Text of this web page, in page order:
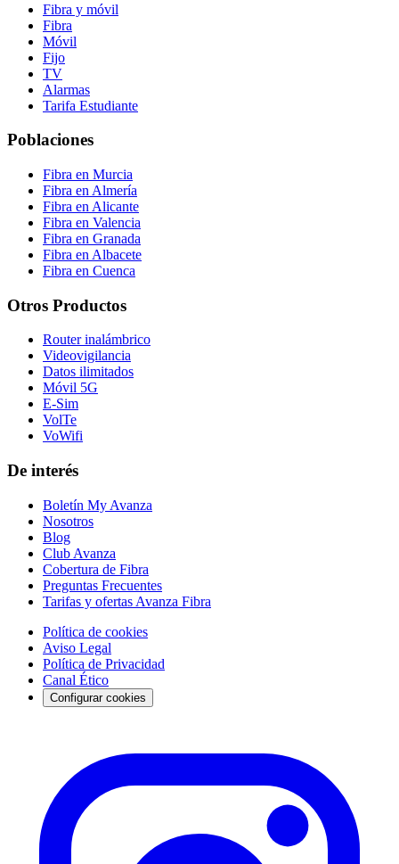
Fibra y móvil
Fibra
Móvil
Fijo
TV
Alarmas
Tarifa Estudiante
Poblaciones
Fibra en Murcia
Fibra en Almería
Fibra en Alicante
Fibra en Valencia
Fibra en Granada
Fibra en Albacete
Fibra en Cuenca
Otros Productos
Router inalámbrico
Videovigilancia
Datos ilimitados
Móvil 5G
E-Sim
VolTe
VoWifi
De interés
Boletín My Avanza
Nosotros
Blog
Club Avanza
Cobertura de Fibra
Preguntas Frecuentes
Tarifas y ofertas Avanza Fibra
Política de cookies
Aviso Legal
Política de Privacidad
Canal Ético
Configurar cookies